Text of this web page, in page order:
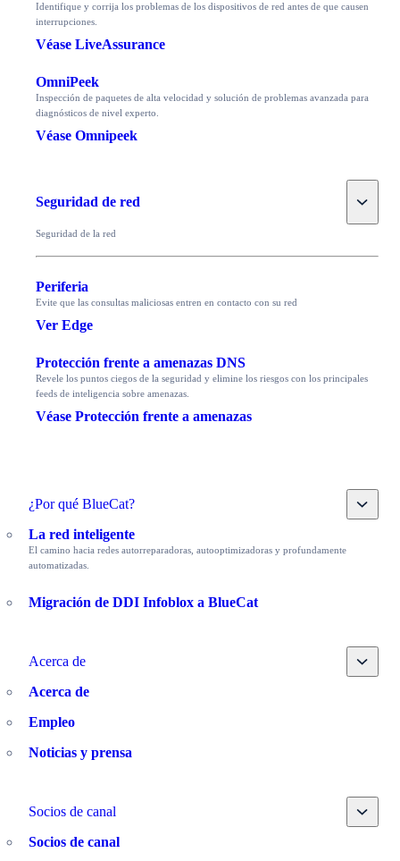
Identifique y corrija los problemas de los dispositivos de red antes de que causen
interrupciones.
Véase LiveAssurance
OmniPeek
Inspección de paquetes de alta velocidad y solución de problemas avanzada para
diagnósticos de nivel experto.
Véase Omnipeek
Seguridad de red Toggle
Seguridad de la red
Periferia
Evite que las consultas maliciosas entren en contacto con su red
Ver Edge
Protección frente a amenazas DNS
Revele los puntos ciegos de la seguridad y elimine los riesgos con los principales
feeds de inteligencia sobre amenazas.
Véase Protección frente a amenazas
¿Por qué BlueCat? Toggle
La red inteligente
El camino hacia redes autorreparadoras, autooptimizadoras y profundamente
automatizadas.
Migración de DDI Infoblox a BlueCat
Acerca de Toggle
Acerca de
Empleo
Noticias y prensa
Socios de canal Toggle
Socios de canal